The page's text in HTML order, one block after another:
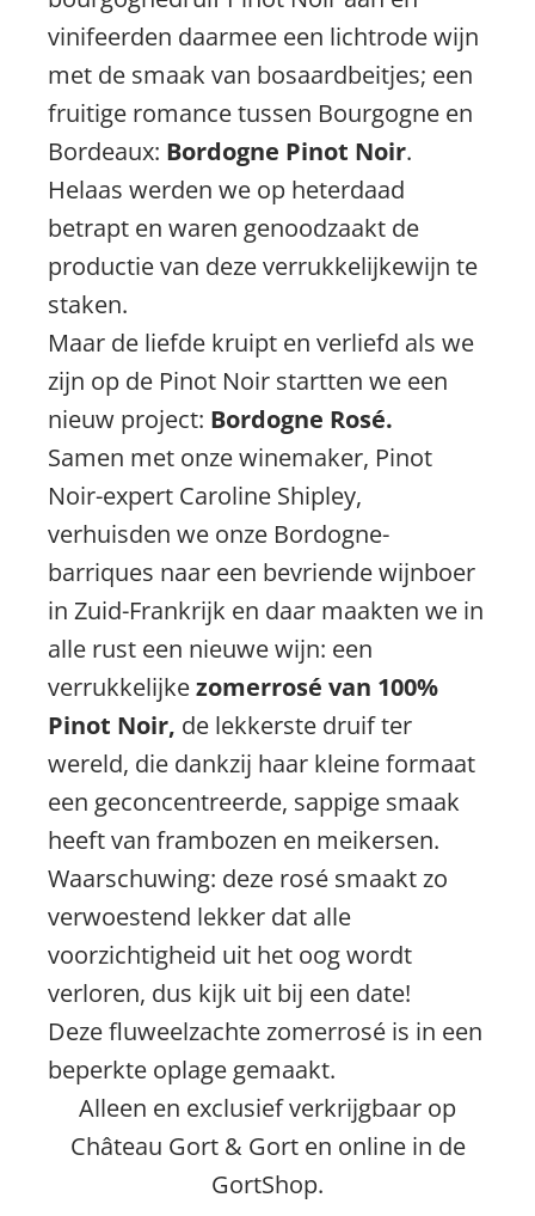
vinifeerden daarmee een lichtrode wijn
met de smaak van bosaardbeitjes; een
fruitige romance tussen Bourgogne en
Bordeaux: Bordogne Pinot Noir.
Helaas werden we op heterdaad
betrapt en waren genoodzaakt de
productie van deze verrukkelijkewijn te
staken.
Maar de liefde kruipt en verliefd als we
zijn op de Pinot Noir startten we een
nieuw project: Bordogne Rosé.
Samen met onze winemaker, Pinot
Noir-expert Caroline Shipley,
verhuisden we onze Bordogne-
barriques naar een bevriende wijnboer
in Zuid-Frankrijk en daar maakten we in
alle rust een nieuwe wijn: een
verrukkelijkezomerrosé van 100%
Pinot Noir, de lekkerste druif ter
wereld, die dankzij haar kleine formaat
een geconcentreerde, sappige smaak
heeft van frambozen en meikersen.
Waarschuwing: deze rosé smaakt zo
verwoestend lekker dat alle
voorzichtigheid uit het oog wordt
verloren, dus kijk uit bij een date!
Deze fluweelzachte zomerrosé is in een
beperkte oplage gemaakt.
Alleen en exclusief verkrijgbaar op
Château Gort & Gort en online in de
GortShop.